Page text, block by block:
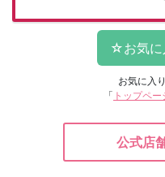
お気に入
「 トップペー
公式店